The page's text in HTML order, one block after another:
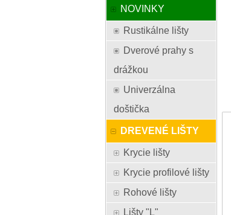
NOVINKY
Rustikálne lišty
Dverové prahy s
drážkou
Univerzálna
doštička
DREVENÉ LIŠTY
Krycie lišty
Krycie profilové lišty
Rohové lišty
Lišty "L"